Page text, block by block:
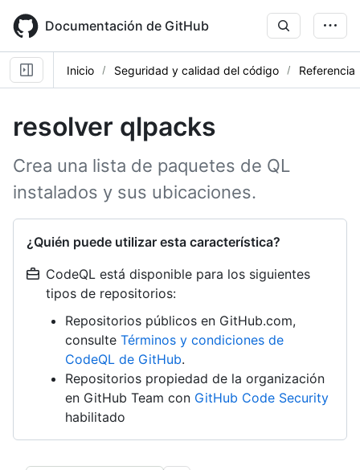
main
content
Documentación de GitHub
Inicio Seguridad y calidad del código Referencia
resolver qlpacks
Crea una lista de paquetes de QL
instalados y sus ubicaciones.
¿Quién puede utilizar esta característica?
CodeQL está disponible para los siguientes
tipos de repositorios:
Repositorios públicos en GitHub.com,
consulte Términos y condiciones de
CodeQL de GitHub.
Repositorios propiedad de la organización
en GitHub Team con GitHub Code Security
habilitado